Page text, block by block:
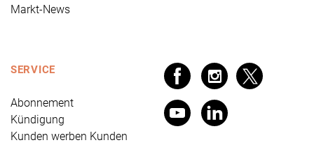
Markt-News
SERVICE
Abonnement
Kündigung
Kunden werben Kunden